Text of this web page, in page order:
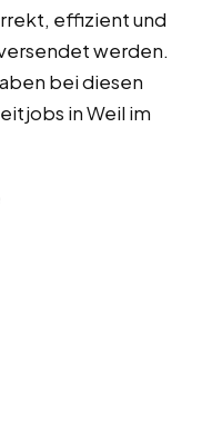
effizient und
werden.
bei diesen
in Weil im